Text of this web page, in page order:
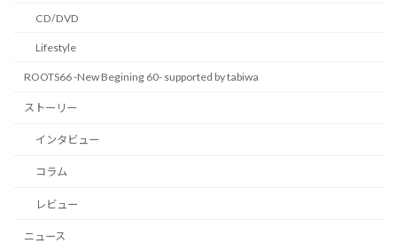
CD/DVD
Lifestyle
ROOTS66 -New Begining 60- supported by tabiwa
ストーリー
インタビュー
コラム
レビュー
ニュース